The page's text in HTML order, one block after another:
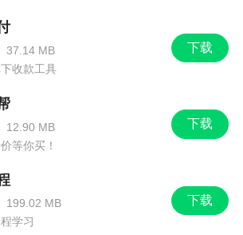
下载
37.14 MB
收款工具
下载
12.90 MB
等你买！
下载
199.02 MB
学习